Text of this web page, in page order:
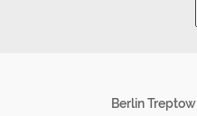
Berlin Treptow